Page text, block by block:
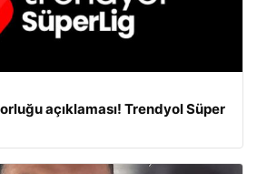
açıklaması! Trendyol Süper